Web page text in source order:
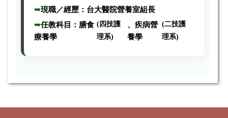
➥現職／經歷 ： 台大醫院營養室組長
➥任教科目 ： 膳食
療養學
(四技護
理系)
、 疾病營
養學
(二技護
理系)